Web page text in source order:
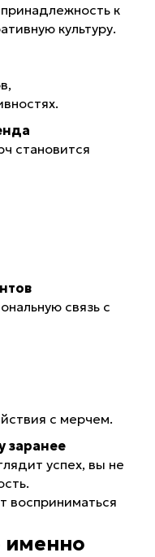
к
культуру.
становится
связь с
с мерчем.
заранее
успех, вы не
восприниматься
именно